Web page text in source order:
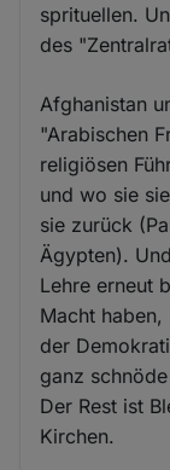
sprituellen.
des
Afghanistan
"Arabischen
religiösen
und wo sie
sie zurück
Ägypten).
Lehre erneut
Macht
der
ganz
Der Rest ist
Kirchen.